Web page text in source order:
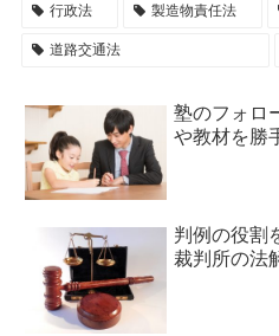
行政法 製造物責任法
道路交通法
塾のフォロ
や教材を勝
判例の役割
裁判所の法